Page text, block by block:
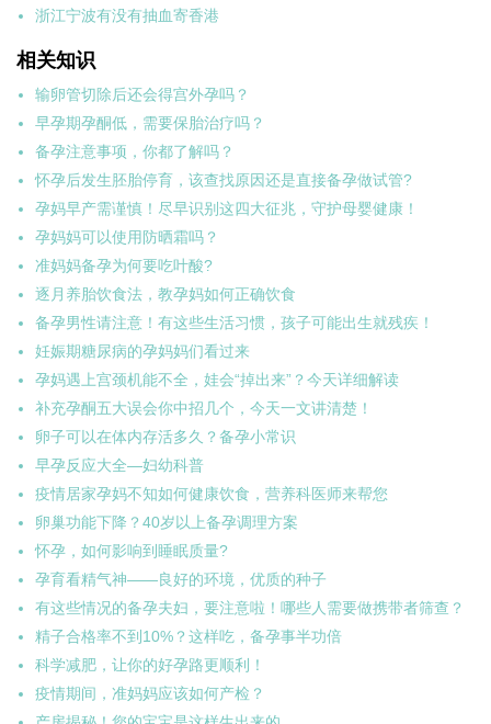
浙江宁波有没有抽血寄香港
相关知识
输卵管切除后还会得宫外孕吗？
早孕期孕酮低，需要保胎治疗吗？
备孕注意事项，你都了解吗？
怀孕后发生胚胎停育，该查找原因还是直接备孕做试管?
孕妈早产需谨慎！尽早识别这四大征兆，守护母婴健康！
孕妈妈可以使用防晒霜吗？
准妈妈备孕为何要吃叶酸?
逐月养胎饮食法，教孕妈如何正确饮食
备孕男性请注意！有这些生活习惯，孩子可能出生就残疾！
妊娠期糖尿病的孕妈妈们看过来
孕妈遇上宫颈机能不全，娃会“掉出来”？今天详细解读
补充孕酮五大误会你中招几个，今天一文讲清楚！
卵子可以在体内存活多久？备孕小常识
早孕反应大全—妇幼科普
疫情居家孕妈不知如何健康饮食，营养科医师来帮您
卵巢功能下降？40岁以上备孕调理方案
怀孕，如何影响到睡眠质量?
孕育看精气神——良好的环境，优质的种子
有这些情况的备孕夫妇，要注意啦！哪些人需要做携带者筛查？
精子合格率不到10%？这样吃，备孕事半功倍
科学减肥，让你的好孕路更顺利！
疫情期间，准妈妈应该如何产检？